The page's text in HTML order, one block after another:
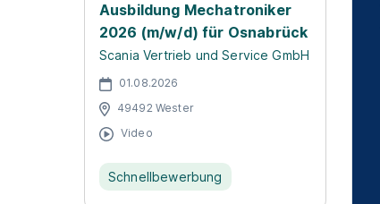
Ausbildung Mechatroniker
2026 (m/w/d) für Osnabrück
Scania Vertrieb und Service GmbH
01.08.2026
49492 Wester
Video
Schnellbewerbung